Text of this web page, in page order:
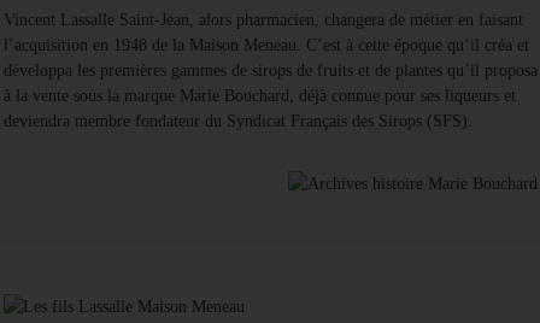
Vincent Lassalle Saint-Jean, alors pharmacien, changera de métier en faisant
l’acquisition en 1948 de la Maison Meneau. C’est à cette époque qu’il créa et
développa les premières gammes de sirops de fruits et de plantes qu’il proposa
à la vente sous la marque Marie Bouchard, déjà connue pour ses liqueurs et
deviendra membre fondateur du Syndicat Français des Sirops (SFS).